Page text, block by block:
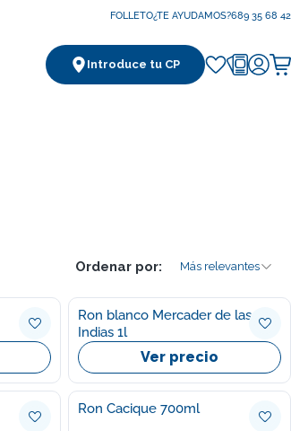
FOLLETO¿TE AYUDAMOS?689 35 68 42
Introduce tu CP
Ordenar por: Más relevantes
Ron blanco Mercader de las
Indias 1l
Ver precio
Ron Cacique 700ml